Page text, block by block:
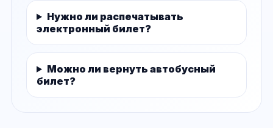
Нужно ли распечатывать
электронный билет?
Можно ли вернуть автобусный
билет?